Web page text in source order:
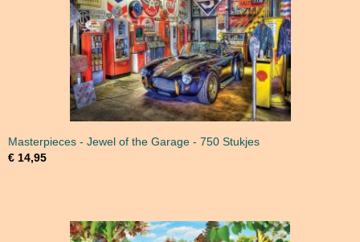
Masterpieces - Jewel of the Garage - 750 Stukjes
€ 14,95